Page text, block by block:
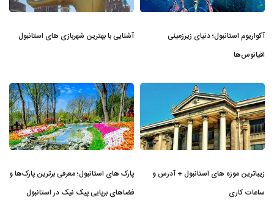
آکواریوم استانبول؛ دنیای زیرزمینی
اقیانوس‌ها
آشنایی با بهترین شهربازی های استانبول
زیباترین موزه‌ های استانبول + آدرس و
ساعات کاری
پارک های استانبول؛ معرفی برترین پارک‌ها و
فضاهای برپایی پیک نیک در استانبول